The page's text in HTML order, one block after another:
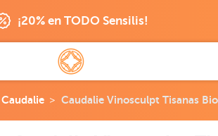
¡20% en TODO Sensilis!
Caudalie Caudalie Vinosculpt Tisanas